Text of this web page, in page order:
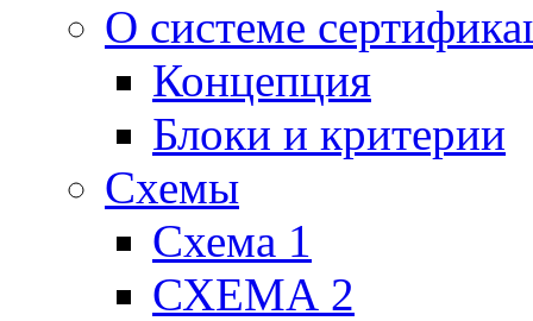
О системе
Концепция
Блоки и критерии
Схемы
Схема 1
СХЕМА 2